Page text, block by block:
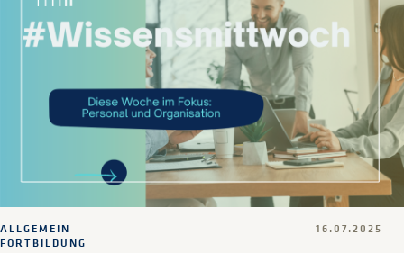
ALLGEMEIN
FORTBILDUNG
16.07.2025